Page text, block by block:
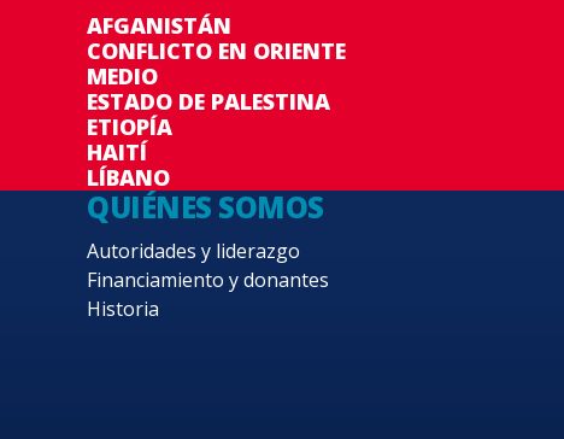
AFGANISTÁN
CONFLICTO EN ORIENTE
MEDIO
ESTADO DE PALESTINA
ETIOPÍA
HAITÍ
LÍBANO
QUIÉNES SOMOS
Autoridades y liderazgo
Financiamiento y donantes
Historia